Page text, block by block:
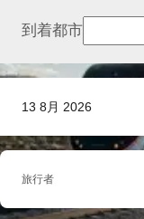
13 8月 2026
到着都市
旅行者